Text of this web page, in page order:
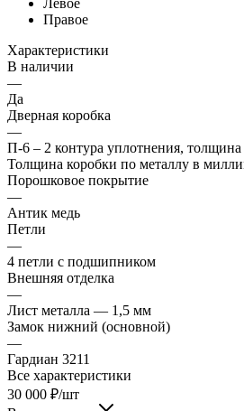
Правое
Характеристики
В наличии
—
Да
Дверная коробка
—
П-6 – 2 контура уплотнения,
Толщина коробки по металлу в
Порошковое покрытие
—
Антик медь
Петли
—
4 петли с подшипником
Внешняя отделка
—
Лист металла — 1,5 мм
Замок нижний (основной)
—
Гардиан 3211
Все характеристики
30 000 ₽/шт